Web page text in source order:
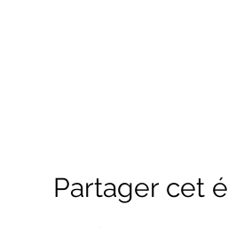
Partager cet